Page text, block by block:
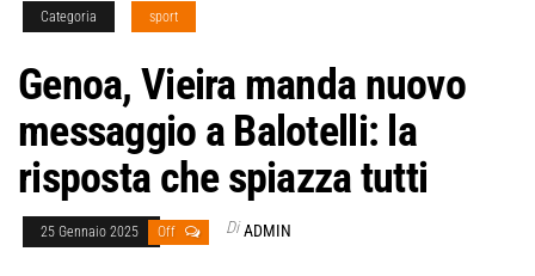
Categoria sport
Genoa, Vieira manda nuovo
messaggio a Balotelli: la
risposta che spiazza tutti
25 Gennaio 2025 Off Di ADMIN